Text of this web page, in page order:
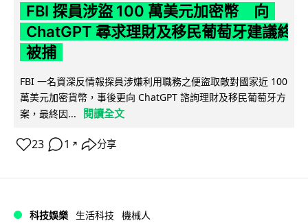
FBI 探員涉盜 100 萬美元加密幣 向
ChatGPT 尋求理財及移民葡萄牙建議終
被捕
FBI 一名資深反情報探員涉嫌利用職務之便盜取敵對國家近 100
萬美元加密貨幣，事後更向 ChatGPT 諮詢理財及移民葡萄牙方
案，最終因...
閱讀全文
23 1 ↗ 分享
科技娛樂 生活科技 機械人